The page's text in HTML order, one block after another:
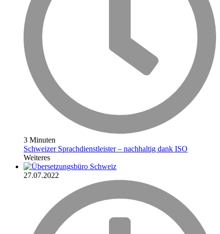
3 Minuten
Schweizer Sprachdienstleister – nachhaltig dank ISO
Weiteres
27.07.2022